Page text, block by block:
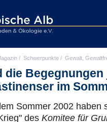
/ Schwerpunkte / Gewalt,
die
im
Sommer 2002 haben
des Komitee für